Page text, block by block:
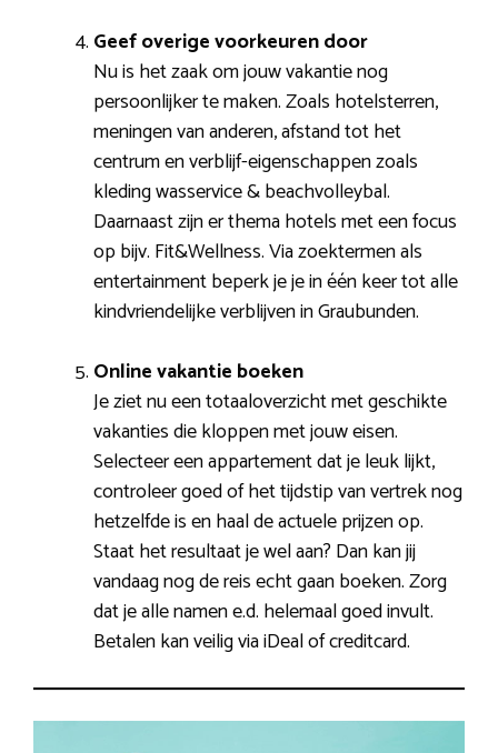
Geef overige voorkeuren door
Nu is het zaak om jouw vakantie nog
persoonlijker te maken. Zoals hotelsterren,
meningen van anderen, afstand tot het
centrum en verblijf-eigenschappen zoals
kleding wasservice & beachvolleybal.
Daarnaast zijn er thema hotels met een focus
op bijv. Fit&Wellness. Via zoektermen als
entertainment beperk je je in één keer tot alle
kindvriendelijke verblijven in Graubunden.
Online vakantie boeken
Je ziet nu een totaaloverzicht met geschikte
vakanties die kloppen met jouw eisen.
Selecteer een appartement dat je leuk lijkt,
controleer goed of het tijdstip van vertrek nog
hetzelfde is en haal de actuele prijzen op.
Staat het resultaat je wel aan? Dan kan jij
vandaag nog de reis echt gaan boeken. Zorg
dat je alle namen e.d. helemaal goed invult.
Betalen kan veilig via iDeal of creditcard.